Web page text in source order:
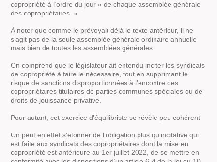
copropriété à l’ordre du jour « de chaque assemblée générale
des copropriétaires. »
À noter que comme le prévoyait déjà le texte antérieur, il ne
s’agit pas de la seule assemblée générale ordinaire annuelle
mais bien de toutes les assemblées générales.
On comprend que le législateur ait entendu inciter les syndicats
de copropriété à faire le nécessaire, tout en supprimant le
risque de sanctions disproportionnées à l’encontre des
copropriétaires titulaires de parties communes spéciales ou de
droits de jouissance privative.
Pour autant, cet exercice d’équilibriste se révèle peu cohérent.
On peut en effet s’étonner de l’obligation plus qu’incitative qui
est faite aux syndicats des copropriétaires dont la mise en
copropriété est antérieure au 1er juillet 2022, de se mettre en